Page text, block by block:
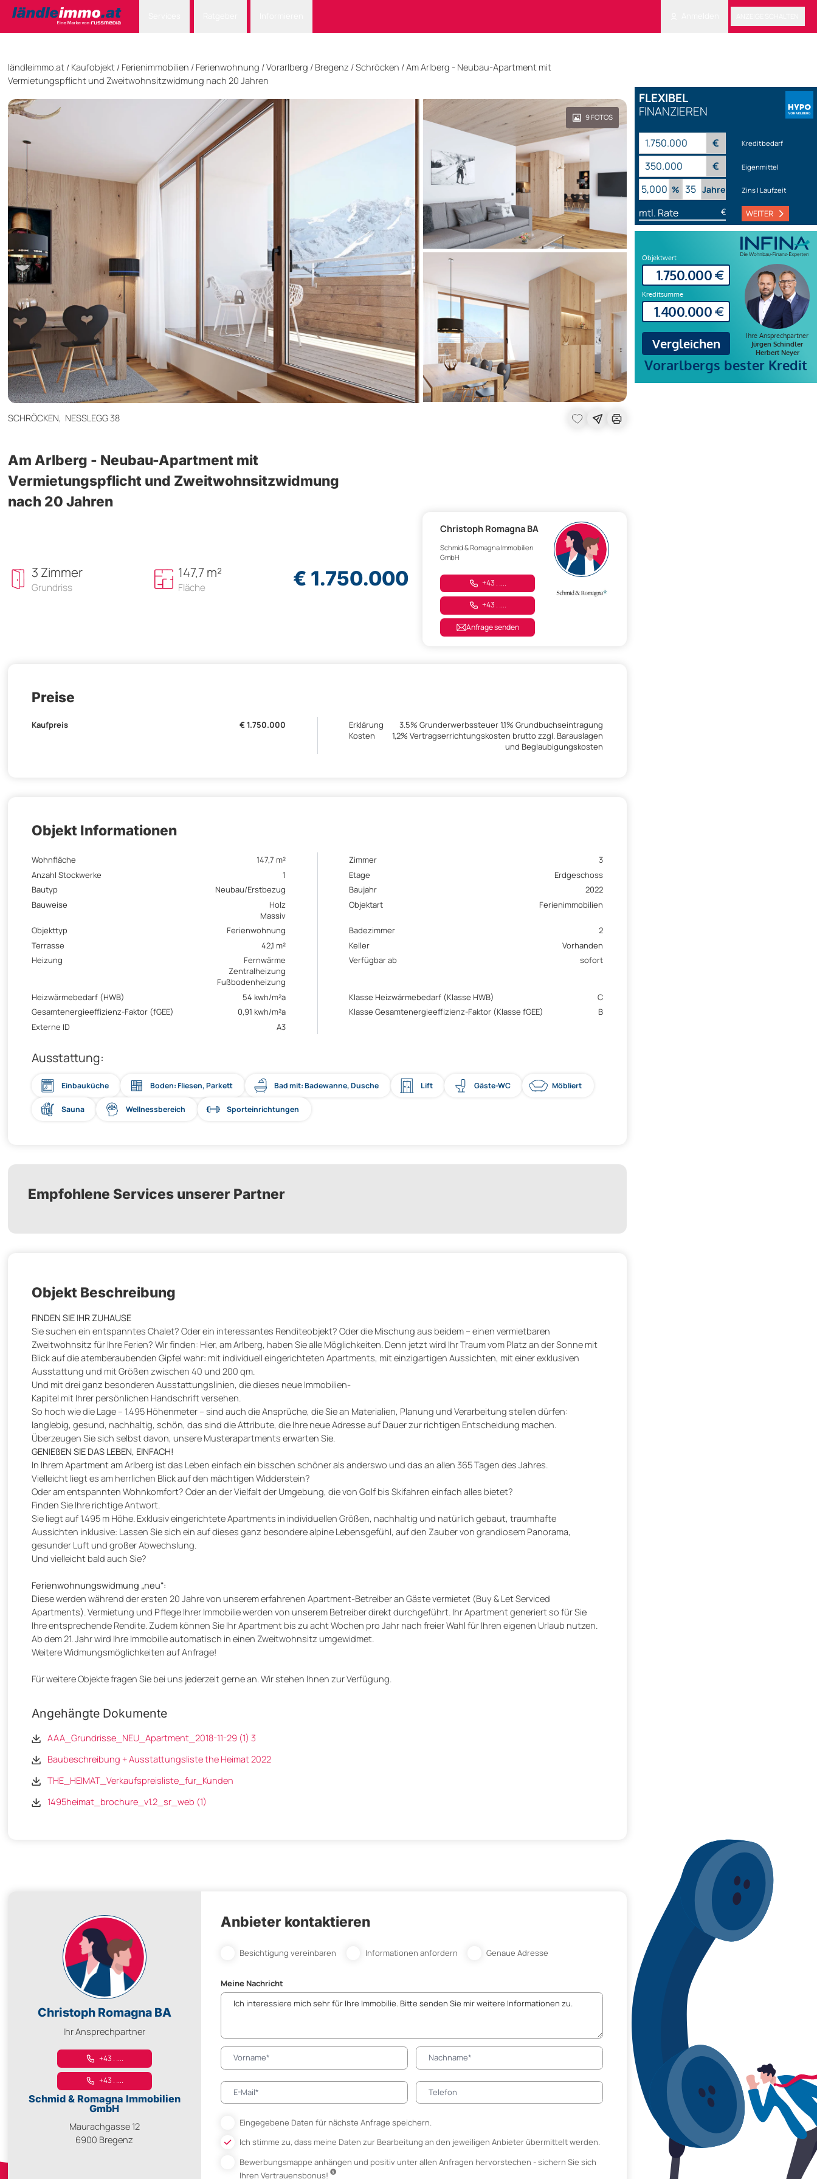
FLEXIBEL
FINANZIEREN
€ Kreditbedarf
€ Eigenmittel
% Jahre Zins | Laufzeit
mtl. Rate € WEITER
ländleimmo.at / Kaufobjekt / Ferienimmobilien / Ferienwohnung /Vorarlberg / Bregenz / Schröcken /Am Arlberg - Neubau-Apartment mit
Vermietungspflicht und Zweitwohnsitzwidmung nach 20 Jahren
9FOTOS
SCHRÖCKEN, NESSLEGG 38
Am Arlberg - Neubau-Apartment mit
Vermietungspflicht und Zweitwohnsitzwidmung
nach 20 Jahren
3 Zimmer
Grundriss
147,7 m²
Fläche € 1.750.000
Christoph Romagna BA
Schmid & Romagna Immobilien
GmbH
+43 . ....
+43 . ....
Anfrage senden
Preise
Kaufpreis € 1.750.000
Erklärung
Kosten
3.5% Grunderwerbssteuer 1.1% Grundbuchseintragung
1,2% Vertragserrichtungskosten brutto zzgl. Barauslagen
und Beglaubigungskosten
Objekt Informationen
Wohnfläche 147,7 m² Zimmer
3
Anzahl Stockwerke
1 Etage
Erdgeschoss
Bautyp
Neubau/Erstbezug Baujahr
2022
Bauweise
Holz
Massiv
Objektart Ferienimmobilien
Objekttyp Ferienwohnung Badezimmer
2
Terrasse
42,1 m² Keller
Vorhanden
Heizung
Fernwärme
Zentralheizung
Fußbodenheizung
Verfügbar ab sofort
Heizwärmebedarf (HWB) 54 kwh/m²a Klasse Heizwärmebedarf (Klasse HWB)
C
Gesamtenergieeffizienz-Faktor (fGEE)
0,91 kwh/m²a Klasse Gesamtenergieeffizienz-Faktor (Klasse fGEE)
B
Externe ID
A3
Ausstattung:
Einbauküche Boden: Fliesen, Parkett Bad mit: Badewanne, Dusche Lift Gäste-WC Möbliert
Sauna Wellnessbereich Sporteinrichtungen
Empfohlene Services unserer Partner
Objekt Beschreibung
FINDEN SIE IHR ZUHAUSE
Sie suchen ein entspanntes Chalet? Oder ein interessantes Renditeobjekt? Oder die Mischung aus beidem – einen vermietbaren
Zweitwohnsitz für Ihre Ferien? Wir finden: Hier, am Arlberg, haben Sie alle Möglichkeiten. Denn jetzt wird Ihr Traum vom Platz an der Sonne mit
Blick auf die atemberaubenden Gipfel wahr: mit individuell eingerichteten Apartments, mit einzigartigen Aussichten, mit einer exklusiven
Ausstattung und mit Größen zwischen 40 und 200 qm.
Und mit drei ganz besonderen Ausstattungslinien, die dieses neue Immobilien-
Kapitel mit Ihrer persönlichen Handschrift versehen.
So hoch wie die Lage – 1.495 Höhenmeter – sind auch die Ansprüche, die Sie an Materialien, Planung und Verarbeitung stellen dürfen:
langlebig, gesund, nachhaltig, schön, das sind die Attribute, die Ihre neue Adresse auf Dauer zur richtigen Entscheidung machen.
Überzeugen Sie sich selbst davon, unsere Musterapartments erwarten Sie.
GENIEßEN SIE DAS LEBEN, EINFACH!
In Ihrem Apartment am Arlberg ist das Leben einfach ein bisschen schöner als anderswo und das an allen 365 Tagen des Jahres.
Vielleicht liegt es am herrlichen Blick auf den mächtigen Widderstein?
Oder am entspannten Wohnkomfort? Oder an der Vielfalt der Umgebung, die von Golf bis Skifahren einfach alles bietet?
Finden Sie Ihre richtige Antwort.
Sie liegt auf 1.495 m Höhe. Exklusiv eingerichtete Apartments in individuellen Größen, nachhaltig und natürlich gebaut, traumhafte
Aussichten inklusive: Lassen Sie sich ein auf dieses ganz besondere alpine Lebensgefühl, auf den Zauber von grandiosem Panorama,
gesunder Luft und großer Abwechslung.
Und vielleicht bald auch Sie?
Ferienwohnungswidmung „neu“:
Diese werden während der ersten 20 Jahre von unserem erfahrenen Apartment-Betreiber an Gäste vermietet (Buy & Let Serviced
Apartments). Vermietung und Pflege Ihrer Immobilie werden von unserem Betreiber direkt durchgeführt. Ihr Apartment generiert so für Sie
Ihre entsprechende Rendite. Zudem können Sie Ihr Apartment bis zu acht Wochen pro Jahr nach freier Wahl für Ihren eigenen Urlaub nutzen.
Ab dem 21. Jahr wird Ihre Immobilie automatisch in einen Zweitwohnsitz umgewidmet.
Weitere Widmungsmöglichkeiten auf Anfrage!
Für weitere Objekte fragen Sie bei uns jederzeit gerne an. Wir stehen Ihnen zur Verfügung.
Angehängte Dokumente
AAA_Grundrisse_NEU_Apartment_2018-11-29 (1) 3
Baubeschreibung + Ausstattungsliste the Heimat 2022
THE_HEIMAT_Verkaufspreisliste_fur_Kunden
1495heimat_brochure_v1.2_sr_web (1)
Christoph Romagna BA
Ihr Ansprechpartner
+43 . ....
+43 . ....
Schmid & Romagna Immobilien
GmbH
Maurachgasse 12
6900 Bregenz
Anbieter kontaktieren
Besichtigung vereinbaren Informationen anfordern Genaue Adresse
Meine Nachricht
Eingegebene Daten für nächste Anfrage speichern.
Ich stimme zu, dass meine Daten zur Bearbeitung an den jeweiligen Anbieter übermittelt werden.
Bewerbungsmappe anhängenund positiv unter allen Anfragen hervorstechen - sichern Sie sich
Ihren Vertrauensbonus!